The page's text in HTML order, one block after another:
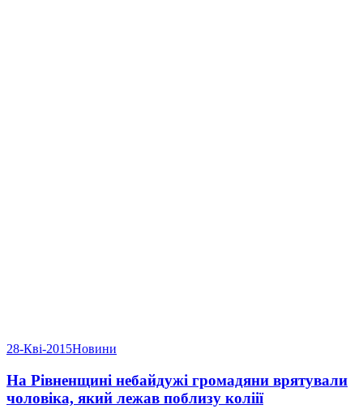
28-Кві-2015Новини
На Рівненщині небайдужі громадяни врятували
чоловіка, який лежав поблизу коліії